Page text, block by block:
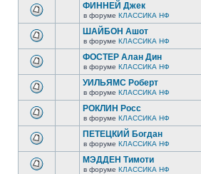
ФИННЕЙ Джек
в форуме КЛАССИКА НФ
ШАЙБОН Ашот
в форуме КЛАССИКА НФ
ФОСТЕР Алан Дин
в форуме КЛАССИКА НФ
УИЛЬЯМС Роберт
в форуме КЛАССИКА НФ
РОКЛИН Росс
в форуме КЛАССИКА НФ
ПЕТЕЦКИЙ Богдан
в форуме КЛАССИКА НФ
МЭДДЕН Тимоти
в форуме КЛАССИКА НФ